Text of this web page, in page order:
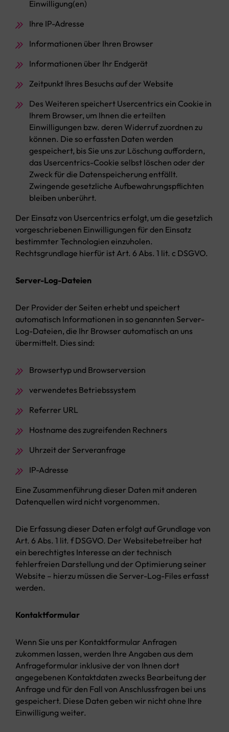
Einwilligung(en)
Ihre IP-Adresse
Informationen über Ihren Browser
Informationen über Ihr Endgerät
Zeitpunkt Ihres Besuchs auf der Website
Des Weiteren speichert Usercentrics ein Cookie in
Ihrem Browser, um Ihnen die erteilten
Einwilligungen bzw. deren Widerruf zuordnen zu
können. Die so erfassten Daten werden
gespeichert, bis Sie uns zur Löschung auffordern,
das Usercentrics-Cookie selbst löschen oder der
Zweck für die Datenspeicherung entfällt.
Zwingende gesetzliche Aufbewahrungspflichten
bleiben unberührt.
Der Einsatz von Usercentrics erfolgt, um die gesetzlich
vorgeschriebenen Einwilligungen für den Einsatz
bestimmter Technologien einzuholen.
Rechtsgrundlage hierfür ist Art. 6 Abs. 1 lit. c DSGVO.
Server-Log-Dateien
Der Provider der Seiten erhebt und speichert
automatisch Informationen in so genannten Server-
Log-Dateien, die Ihr Browser automatisch an uns
übermittelt. Dies sind:
Browsertyp und Browserversion
verwendetes Betriebssystem
Referrer URL
Hostname des zugreifenden Rechners
Uhrzeit der Serveranfrage
IP-Adresse
Eine Zusammenführung dieser Daten mit anderen
Datenquellen wird nicht vorgenommen.
Die Erfassung dieser Daten erfolgt auf Grundlage von
Art. 6 Abs. 1 lit. f DSGVO. Der Websitebetreiber hat
ein berechtigtes Interesse an der technisch
fehlerfreien Darstellung und der Optimierung seiner
Website – hierzu müssen die Server-Log-Files erfasst
werden.
Kontaktformular
Wenn Sie uns per Kontaktformular Anfragen
zukommen lassen, werden Ihre Angaben aus dem
Anfrageformular inklusive der von Ihnen dort
angegebenen Kontaktdaten zwecks Bearbeitung der
Anfrage und für den Fall von Anschlussfragen bei uns
gespeichert. Diese Daten geben wir nicht ohne Ihre
Einwilligung weiter.